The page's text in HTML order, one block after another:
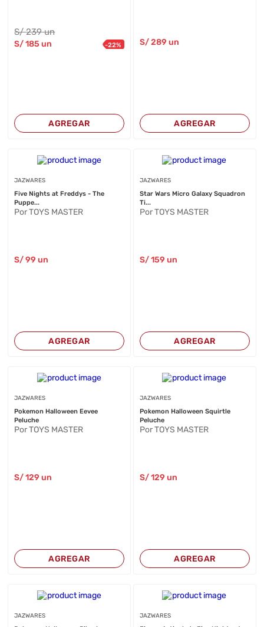
S/239 un
S/185 un -22%
AGREGAR
S/289 un
AGREGAR
JAZWARES
Five Nights at Freddys - The
Puppe...
Por TOYS MASTER
S/99 un
AGREGAR
JAZWARES
Star Wars Micro Galaxy Squadron
Ti...
Por TOYS MASTER
S/159 un
AGREGAR
JAZWARES
Pokemon Halloween Eevee
Peluche
Por TOYS MASTER
S/129 un
AGREGAR
JAZWARES
Pokemon Halloween Squirtle
Peluche
Por TOYS MASTER
S/129 un
AGREGAR
JAZWARES JAZWARES